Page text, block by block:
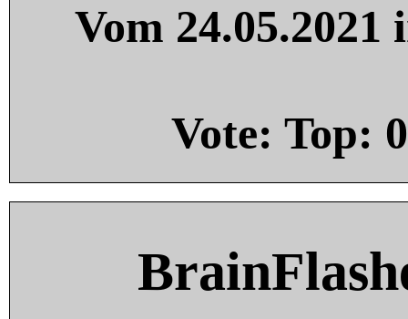
Vom
Vote: Top: 0